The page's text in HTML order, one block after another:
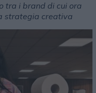
tra i brand di cui ora
strategia creativa